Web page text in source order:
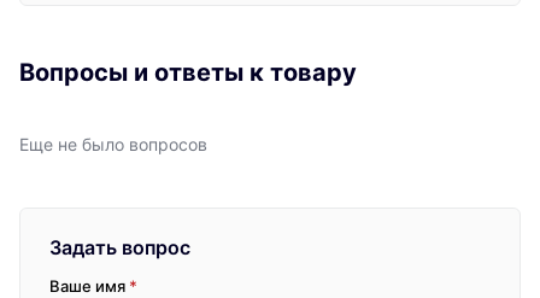
Вопросы и ответы к товару
Еще не было вопросов
Задать вопрос
Ваше имя *